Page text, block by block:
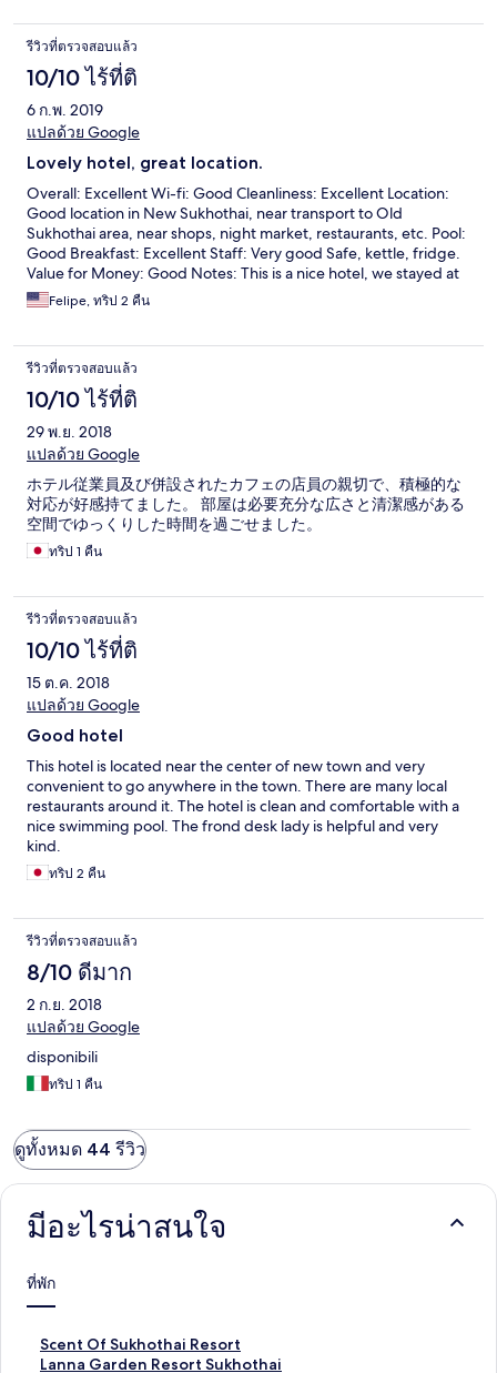
รีวิวที่ตรวจสอบแล้ว
10/10 ไร้ที่ติ
6 ก.พ. 2019
แปลด้วย Google
Lovely hotel, great location.
Overall: Excellent Wi-fi: Good Cleanliness: Excellent Location:
Good location in New Sukhothai, near transport to Old
Sukhothai area, near shops, night market, restaurants, etc. Pool:
Good Breakfast: Excellent Staff: Very good Safe, kettle, fridge.
Value for Money: Good Notes: This is a nice hotel, we stayed at
the deluxe bungalow near the pool, is very nice and convenient.
Nice furnishings and details.
Felipe, ทริป 2 คืน
รีวิวที่ตรวจสอบแล้ว
10/10 ไร้ที่ติ
29 พ.ย. 2018
แปลด้วย Google
ホテル従業員及び併設されたカフェの店員の親切で、積極的な
対応が好感持てました。 部屋は必要充分な広さと清潔感がある
空間でゆっくりした時間を過ごせました。
ทริป 1 คืน
รีวิวที่ตรวจสอบแล้ว
10/10 ไร้ที่ติ
15 ต.ค. 2018
แปลด้วย Google
Good hotel
This hotel is located near the center of new town and very
convenient to go anywhere in the town. There are many local
restaurants around it. The hotel is clean and comfortable with a
nice swimming pool. The frond desk lady is helpful and very
kind.
ทริป 2 คืน
รีวิวที่ตรวจสอบแล้ว
8/10 ดีมาก
2 ก.ย. 2018
แปลด้วย Google
disponibili
ทริป 1 คืน
ดูทั้งหมด 44 รีวิว
มีอะไรน่าสนใจ
ที่พัก
Scent Of Sukhothai Resort
ลิ
ง
Lanna Garden Resort Sukhothai
ลิ